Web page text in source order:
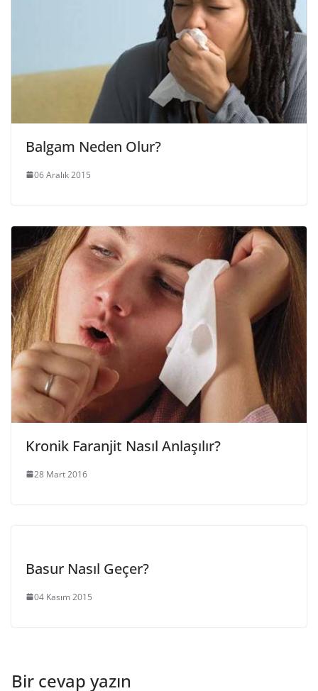
Balgam Neden Olur?
06 Aralık 2015
Kronik Faranjit Nasıl Anlaşılır?
28 Mart 2016
Basur Nasıl Geçer?
04 Kasım 2015
Bir cevap yazın